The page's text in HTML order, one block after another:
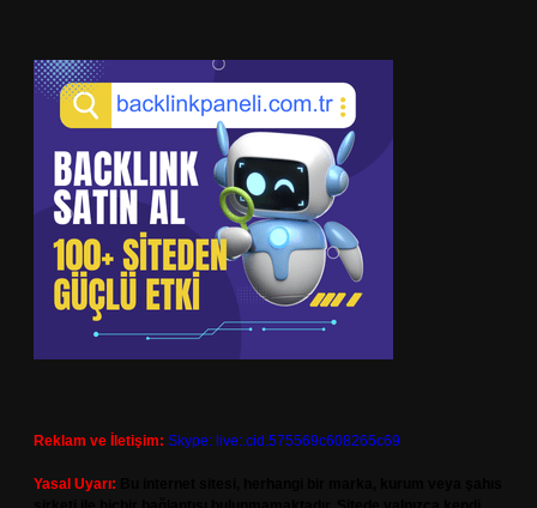
Reklam ve İletişim: Skype: live:.cid.575569c608265c69
Yasal Uyarı: